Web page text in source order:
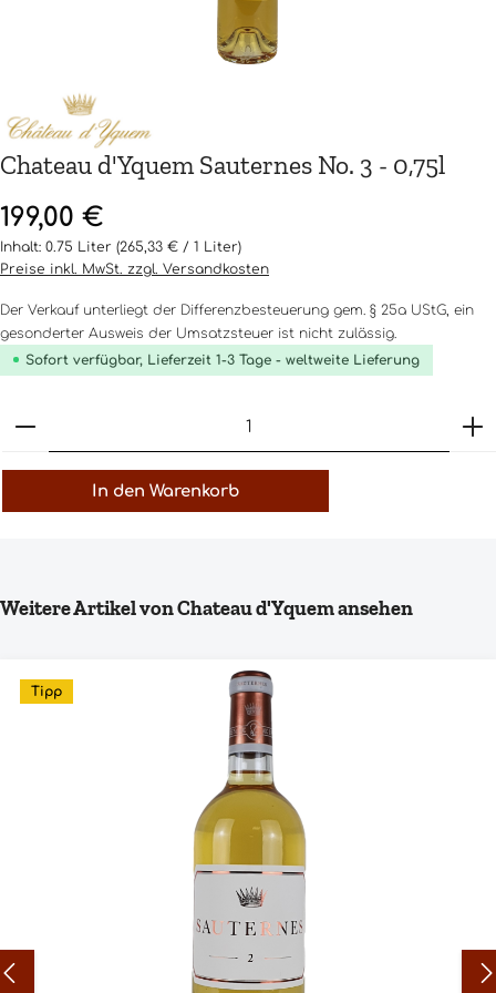
Chateau d'Yquem Sauternes No. 3 - 0,75l
Regulärer Preis:
199,00 €
Inhalt: 0.75 Liter (265,33 € / 1 Liter)
Preise inkl. MwSt. zzgl. Versandkosten
Der Verkauf unterliegt der Differenzbesteuerung gem. § 25a UStG, ein
gesonderter Ausweis der Umsatzsteuer ist nicht zulässig.
Sofort verfügbar, Lieferzeit 1-3 Tage - weltweite Lieferung
Produkt Anzahl: Gib den gewünschten Wert
In den Warenkorb
Produktgalerie überspringen
Weitere Artikel von Chateau d'Yquem ansehen
Tipp